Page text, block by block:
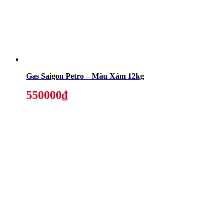
Gas Saigon Petro – Màu Xám 12kg
550000₫